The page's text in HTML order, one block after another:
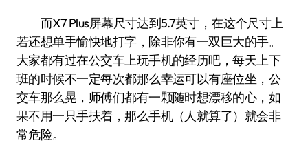
而X7 Plus屏幕尺寸达到5.7英寸，在这个尺寸上
若还想单手愉快地打字，除非你有一双巨大的手。
大家都有过在公交车上玩手机的经历吧，每天上下
班的时候不一定每次都那么幸运可以有座位坐，公
交车那么晃，师傅们都有一颗随时想漂移的心，如
果不用一只手扶着，那么手机（人就算了）就会非
常危险。